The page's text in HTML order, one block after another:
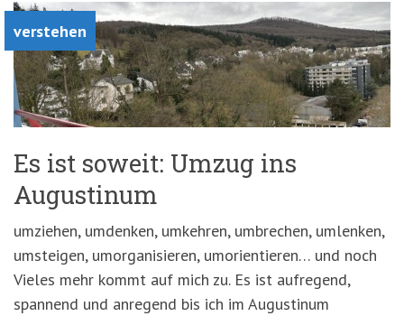
verstehen
Es ist soweit: Umzug ins
Augustinum
umziehen, umdenken, umkehren, umbrechen, umlenken,
umsteigen, umorganisieren, umorientieren… und noch
Vieles mehr kommt auf mich zu. Es ist aufregend,
spannend und anregend bis ich im Augustinum